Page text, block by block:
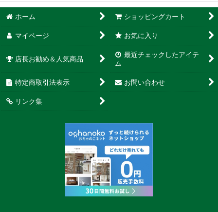
ホーム ショッピングカート
マイページ お気に入り
店長お勧め＆人気商品
最近チェックしたアイテ
ム
特定商取引法表示 お問い合わせ
リンク集